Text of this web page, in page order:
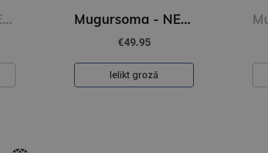
Mugursoma - NEW REBELS, Rolltop, New York. Olive, 16L Mugursoma - NEW REBELS, Rolltop, New York. Burgundy, 16L
€49.95
Ielikt grozā